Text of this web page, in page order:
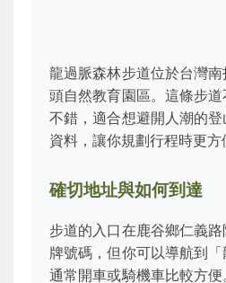
龍過脈森林步道位於台灣
頭自然教育園區。這條步
不錯，適合想避開人潮的
資料，讓你規劃行程時更方
確切地址與如何到達
步道的入口在鹿谷鄉仁義
牌號碼，但你可以導航到「
通常開車或騎機車比較方